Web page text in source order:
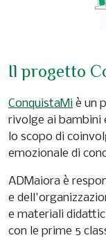
Il progetto
ConquistaMi
rivolge ai bambini
lo scopo di
emozionale di
ADMaiora è
e
e materiali
con le prime 5